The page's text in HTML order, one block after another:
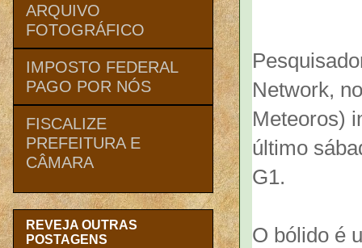
Network,
Meteoros)
último
G1.
O bólido é
ARQUIVO
FOTOGRÁFICO
IMPOSTO FEDERAL
PAGO POR NÓS
FISCALIZE
PREFEITURA E
CÂMARA
REVEJA OUTRAS
POSTAGENS